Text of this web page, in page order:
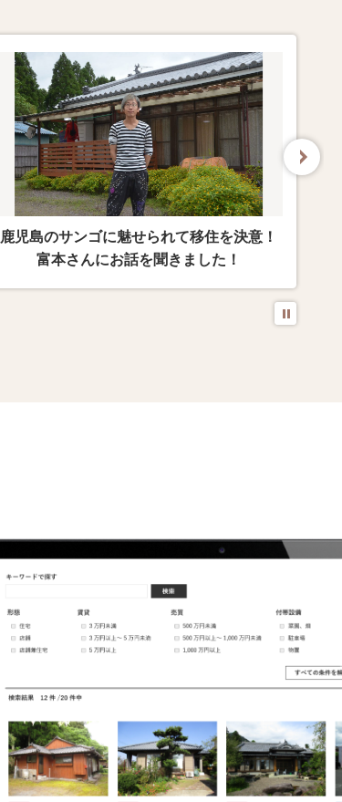
憧れた暮らしを叶えるために鹿屋へ移住～
國山さんへインタビュー！